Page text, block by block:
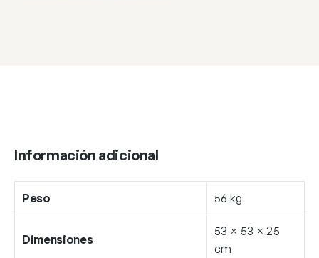
Información adicional
Peso 56 kg
Dimensiones
53 × 53 × 25
cm